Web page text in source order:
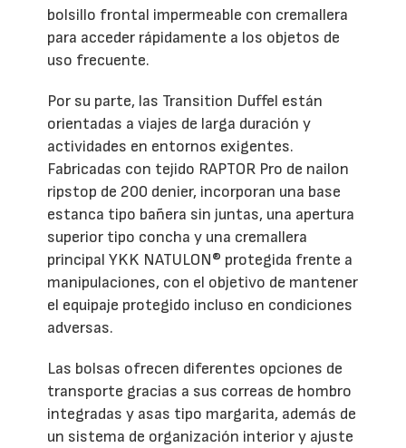
bolsillo frontal impermeable con cremallera
para acceder rápidamente a los objetos de
uso frecuente.
Por su parte, las Transition Duffel están
orientadas a viajes de larga duración y
actividades en entornos exigentes.
Fabricadas con tejido RAPTOR Pro de nailon
ripstop de 200 denier, incorporan una base
estanca tipo bañera sin juntas, una apertura
superior tipo concha y una cremallera
principal YKK NATULON® protegida frente a
manipulaciones, con el objetivo de mantener
el equipaje protegido incluso en condiciones
adversas.
Las bolsas ofrecen diferentes opciones de
transporte gracias a sus correas de hombro
integradas y asas tipo margarita, además de
un sistema de organización interior y ajuste